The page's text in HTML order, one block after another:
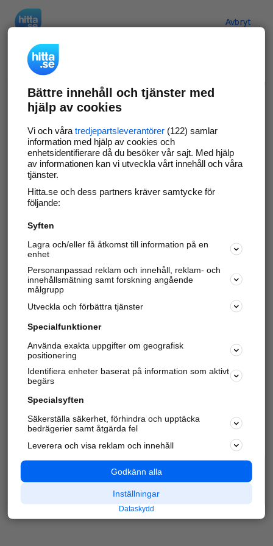
Avbryt
Verifiera ditt företag
Gör som 69 549företag
företagssida på hitta.se och syns bättre mot
kunder i ditt närområde. Helt kostnadsfritt.
Uppdatera din företagsinformation
Svara på och hantera dina omdömen
Har du redan verifierat ditt företag? Logga in
Varje vecka besöker du och4 miljoner
andra
härliga användare oss för att hitta rätt lokal
information om företag, privatpersoner och
platser.
Bättre innehåll och tjänster med
hjälp av cookies
Vi och våra tredjepartsleverantörer(122) samlar
information med hjälp av cookies och
enhetsidentifierare då du besöker vår sajt. Med hjälp
av informationen kan vi utveckla vårt innehåll och våra
tjänster.
Hitta.se och dess partners kräver samtycke för
följande:
Syften
Lagra och/eller få åtkomst till information på en
enhet
Personanpassad reklam och innehåll, reklam- och
innehållsmätning samt forskning angående
målgrupp
Utveckla och förbättra tjänster
Specialfunktioner
Använda exakta uppgifter om geografisk
positionering
Identifiera enheter baserat på information som aktivt
begärs
Specialsyften
Säkerställa säkerhet, förhindra och upptäcka
bedrägerier samt åtgärda fel
Leverera och visa reklam och innehåll
Godkänn alla
Inställningar
Dataskydd